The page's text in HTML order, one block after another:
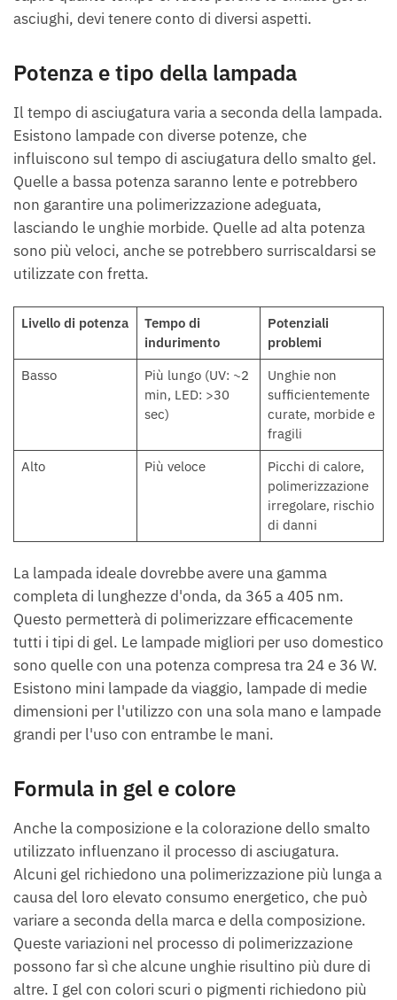
asciughi, devi tenere conto di diversi aspetti.
Potenza e tipo della lampada
Il tempo di asciugatura varia a seconda della lampada.
Esistono lampade con diverse potenze, che
influiscono sul tempo di asciugatura dello smalto gel.
Quelle a bassa potenza saranno lente e potrebbero
non garantire una polimerizzazione adeguata,
lasciando le unghie morbide. Quelle ad alta potenza
sono più veloci, anche se potrebbero surriscaldarsi se
utilizzate con fretta.
Livello di potenza
Tempo di
indurimento
Potenziali
problemi
Basso
Più lungo (UV: ~2
min, LED: >30
sec)
Unghie non
sufficientemente
curate, morbide e
fragili
Alto
Più veloce
Picchi di calore,
polimerizzazione
irregolare, rischio
di danni
La lampada ideale dovrebbe avere una gamma
completa di lunghezze d'onda, da 365 a 405 nm.
Questo permetterà di polimerizzare efficacemente
tutti i tipi di gel. Le lampade migliori per uso domestico
sono quelle con una potenza compresa tra 24 e 36 W.
Esistono mini lampade da viaggio, lampade di medie
dimensioni per l'utilizzo con una sola mano e lampade
grandi per l'uso con entrambe le mani.
Formula in gel e colore
Anche la composizione e la colorazione dello smalto
utilizzato influenzano il processo di asciugatura.
Alcuni gel richiedono una polimerizzazione più lunga a
causa del loro elevato consumo energetico, che può
variare a seconda della marca e della composizione.
Queste variazioni nel processo di polimerizzazione
possono far sì che alcune unghie risultino più dure di
altre. I gel con colori scuri o pigmenti richiedono più